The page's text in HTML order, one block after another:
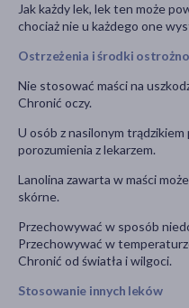
Jak każdy lek, lek ten może
chociaż nie u każdego one
Ostrzeżenia i środki
Nie stosować maści na
Chronić oczy.
U osób z nasilonym
porozumienia z lekarzem.
Lanolina zawarta w maści
skórne.
Przechowywać w sposób
Przechowywać w
Chronić od światła i wilgoci.
Stosowanie innych leków